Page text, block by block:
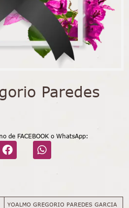
Paredes
de FACEBOOK o WhatsApp:
YOALMO GREGORIO PAREDES GARCIA